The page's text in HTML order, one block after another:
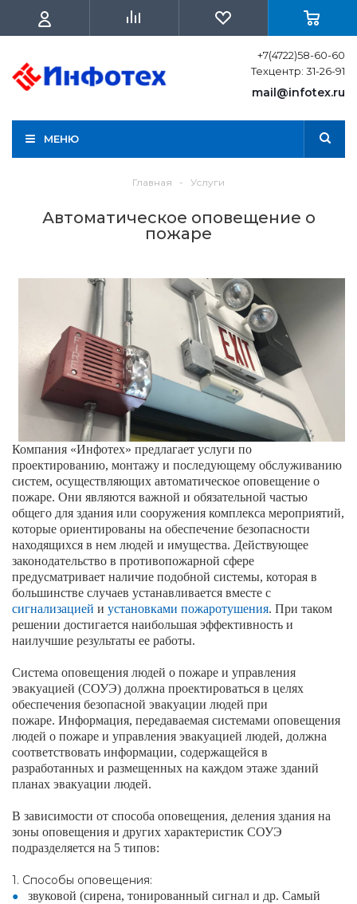
+7(4722)58-60-60
Техцентр: 31-26-91
mail@infotex.ru
МЕНЮ
Главная - Услуги
Автоматическое оповещение о
пожаре
Компания «Инфотех» предлагает услуги по
проектированию, монтажу и последующему обслуживанию
систем, осуществляющих автоматическое оповещение о
пожаре. Они являются важной и обязательной частью
общего для здания или сооружения комплекса мероприятий,
которые ориентированы на обеспечение безопасности
находящихся в нем людей и имущества. Действующее
законодательство в противопожарной сфере
предусматривает наличие подобной системы, которая в
большинстве случаев устанавливается вместе с
сигнализацией и установками пожаротушения. При таком
решении достигается наибольшая эффективность и
наилучшие результаты ее работы.
Cистема оповещения людей о пожаре и управления
эвакуацией (СОУЭ) должна проектироваться в целях
обеспечения безопасной эвакуации людей при
пожаре. Информация, передаваемая системами оповещения
людей о пожаре и управления эвакуацией людей, должна
соответствовать информации, содержащейся в
разработанных и размещенных на каждом этаже зданий
планах эвакуации людей.
В зависимости от способа оповещения, деления здания на
зоны оповещения и других характеристик СОУЭ
подразделяется на 5 типов:
1. Способы оповещения:
звуковой (сирена, тонированный сигнал и др. Самый